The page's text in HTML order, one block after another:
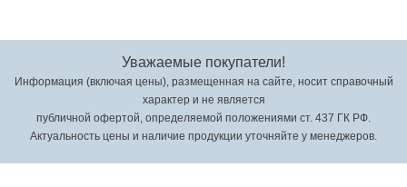
Уважаемые покупатели!
Информация (включая цены), размещенная на сайте, носит справочный
характер и не является
публичной офертой, определяемой положениями ст. 437 ГК РФ.
Актуальность цены и наличие продукции уточняйте у менеджеров.